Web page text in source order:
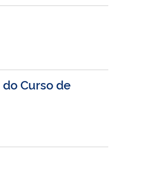
Curso de